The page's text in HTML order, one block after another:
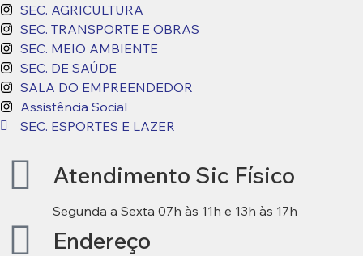
SEC. AGRICULTURA
SEC. TRANSPORTE E OBRAS
SEC. MEIO AMBIENTE
SEC. DE SAÚDE
SALA DO EMPREENDEDOR
Assistência Social
SEC. ESPORTES E LAZER
Atendimento Sic Físico
Segunda a Sexta 07h às 11h e 13h às 17h
Endereço